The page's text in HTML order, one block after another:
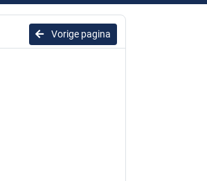
Vorige pagina